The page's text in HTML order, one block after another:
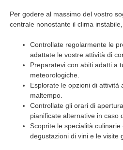
Per godere al massimo del vostro
centrale nonostante il clima
Controllate regolarmente le
adattate le vostre attività di
Preparatevi con abiti adatti a
meteorologiche.
Esplorate le opzioni di attività
maltempo.
Controllate gli orari di
pianificate alternative in caso
Scoprite le specialità
degustazioni di vini e le visite